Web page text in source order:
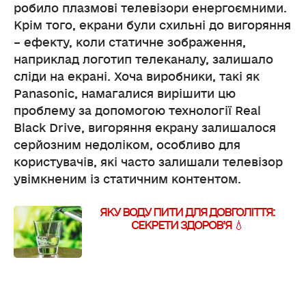
робило плазмові телевізори енергоємними.
Крім того, екрани були схильні до вигоряння
– ефекту, коли статичне зображення,
наприклад логотип телеканалу, залишало
сліди на екрані. Хоча виробники, такі як
Panasonic, намагалися вирішити цю
проблему за допомогою технології Real
Black Drive, вигоряння екрану залишалося
серйозним недоліком, особливо для
користувачів, які часто залишали телевізор
увімкненим із статичним контентом.
ЯКУ ВОДУ ПИТИ ДЛЯ ДОВГОЛІТТЯ:
СЕКРЕТИ ЗДОРОВ’Я 💧